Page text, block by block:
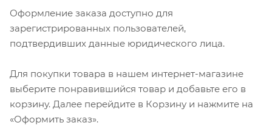
Оформление заказа доступно для
зарегистрированных пользователей,
подтвердивших данные юридического лица.
Для покупки товара в нашем интернет-магазине
выберите понравившийся товар и добавьте его в
корзину. Далее перейдите в Корзину и нажмите на
«Оформить заказ».